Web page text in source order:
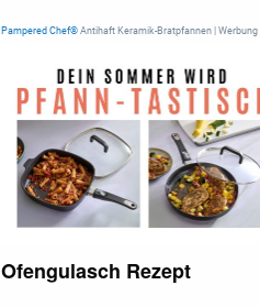
Pampered Chef®Antihaft Keramik-Bratpfannen | Werbung
Ofengulasch Rezept